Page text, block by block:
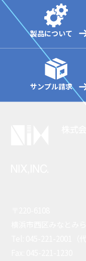
製品について
サンプル請求